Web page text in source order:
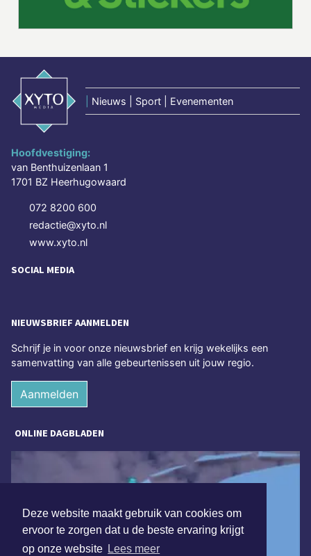
Deze website maakt gebruik van cookies om
ervoor te zorgen dat u de beste ervaring krijgt
op onze website Lees meer
Nieuws | Sport | Evenementen
Hoofdvestiging:
van Benthuizenlaan 1
1701 BZ Heerhugowaard
072 8200 600
redactie@xyto.nl
www.xyto.nl
SOCIAL MEDIA
NIEUWSBRIEF AANMELDEN
Schrijf je in voor onze nieuwsbrief en krijg wekelijks een
samenvatting van alle gebeurtenissen uit jouw regio.
Aanmelden
ONLINE DAGBLADEN